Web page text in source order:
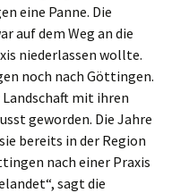
eine Panne. Die
auf dem Weg an die
niederlassen wollte.
noch nach Göttingen.
Landschaft mit ihren
geworden. Die Jahre
bereits in der Region
nach einer Praxis
sagt die